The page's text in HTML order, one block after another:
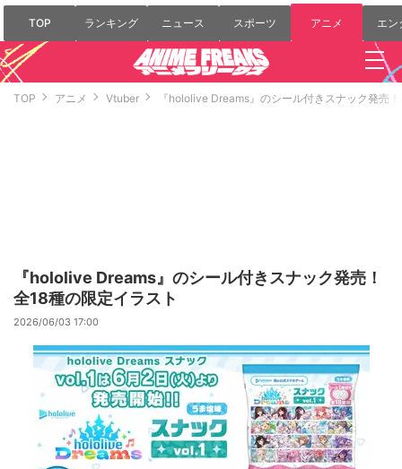
TOP ランキング ニュース スポーツ アニメ エン
TOP アニメ Vtuber 『hololive Dreams』のシール付きスナック発売
『hololive Dreams』のシール付きスナック発売！
全18種の限定イラスト
2026/06/03 17:00